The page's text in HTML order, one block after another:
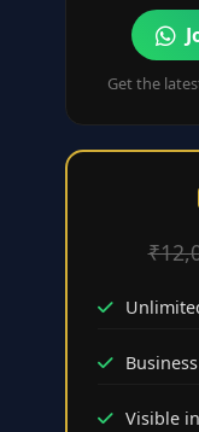
Get the
Visible